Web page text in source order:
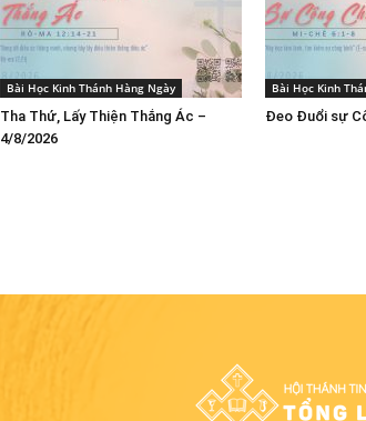
Bài Học Kinh Thánh Hàng Ngày
Tha Thứ, Lấy Thiện Thắng Ác –
4/8/2026
Bài Học Kinh
Đeo Đuổi sự